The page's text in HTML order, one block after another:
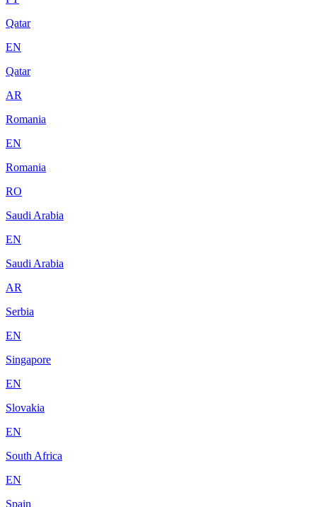
Qatar
EN
Qatar
AR
Romania
EN
Romania
RO
Saudi Arabia
EN
Saudi Arabia
AR
Serbia
EN
Singapore
EN
Slovakia
EN
South Africa
EN
Spain